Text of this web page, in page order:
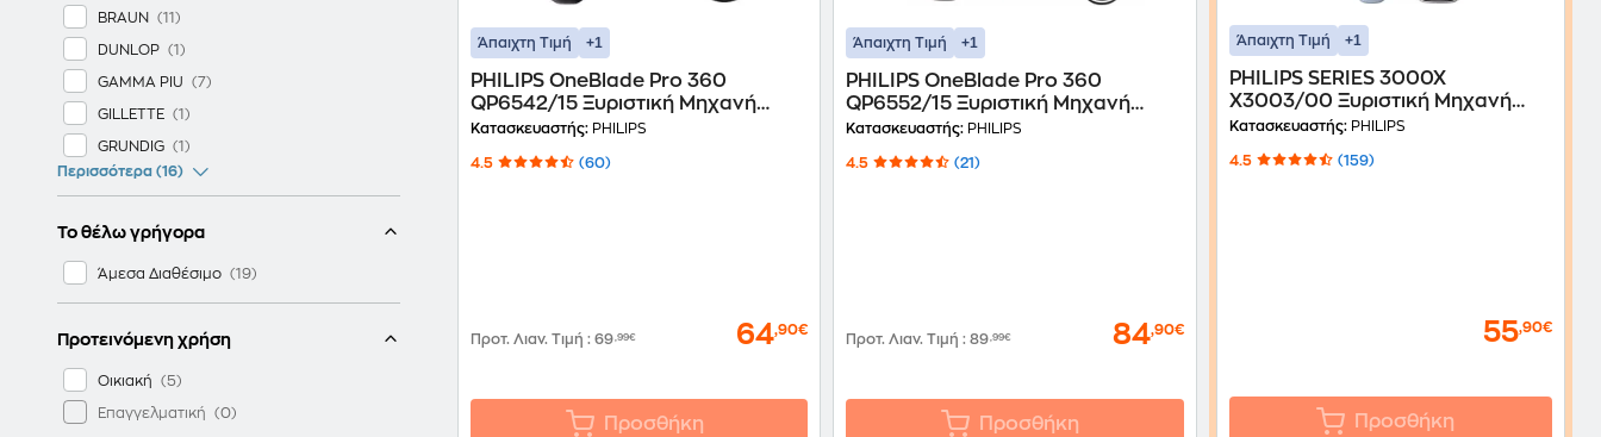
BRAUN
DUNLOP
GAMMA PIU
GILLETTE
GRUNDIG
Περισσότερα (16)
Το θέλω γρήγορα
Άμεσα Διαθέσιμο
Προτεινόμενη χρήση
Οικιακή
Επαγγελματική
Άπαιχτη Τιμή +1
PHILIPS OneBlade Pro 360
QP6542/15 Ξυριστική Μηχανή
Επαναφορτιζόμενη Μαύρο
Κατασκευαστής: PHILIPS
4.5 (60)
Προτ. Λιαν. Τιμή : 69,99€ 64,90€
Προσθήκη
Άπαιχτη Τιμή +1
PHILIPS OneBlade Pro 360
QP6552/15 Ξυριστική Μηχανή
Επαναφορτιζόμενη Ανθρακί
Κατασκευαστής: PHILIPS
4.5 (21)
Προτ. Λιαν. Τιμή:89,99€ 84,90€
Προσθήκη
Άπαιχτη Τιμή +1
PHILIPS SERIES 3000X
X3003/00 Ξυριστική Μηχανή
Επαναφορτιζόμενη Γαλάζιο
Κατασκευαστής:PHILIPS
4.5 (159)
55,90€
Προσθήκη